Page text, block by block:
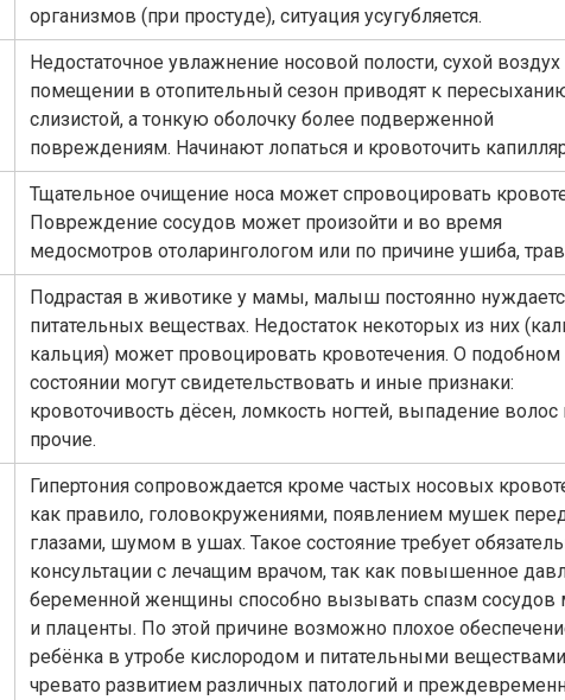
организмов (при простуде), ситуация усугубляется.
Недостаточное увлажнение носовой полости, сухой воздух
помещении в отопительный сезон приводят к
слизистой, а тонкую оболочку более подверженной
повреждениям. Начинают лопаться и кровоточить
Тщательное очищение носа может спровоцировать
Повреждение сосудов может произойти и во время
медосмотров отоларингологом или по причине ушиба,
Подрастая в животике у мамы, малыш постоянно
питательных веществах. Недостаток некоторых из них
кальция) может провоцировать кровотечения. О подобном
состоянии могут свидетельствовать и иные признаки:
кровоточивость дёсен, ломкость ногтей, выпадение волос
прочие.
Гипертония сопровождается кроме частых носовых
как правило, головокружениями, появлением мушек
глазами, шумом в ушах. Такое состояние требует
консультации с лечащим врачом, так как повышенное
беременной женщины способно вызывать спазм сосудов
и плаценты. По этой причине возможно плохое
ребёнка в утробе кислородом и питательными
чревато развитием различных патологий и